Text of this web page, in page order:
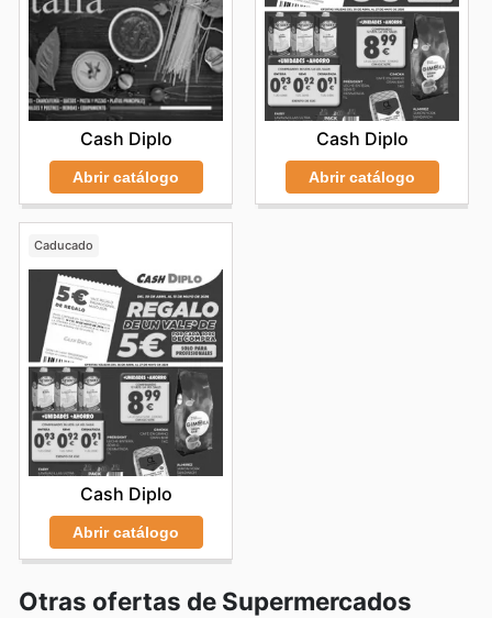
Cash Diplo
Abrir catálogo
Cash Diplo
Abrir catálogo
Caducado
Cash Diplo
Abrir catálogo
Otras ofertas de Supermercados